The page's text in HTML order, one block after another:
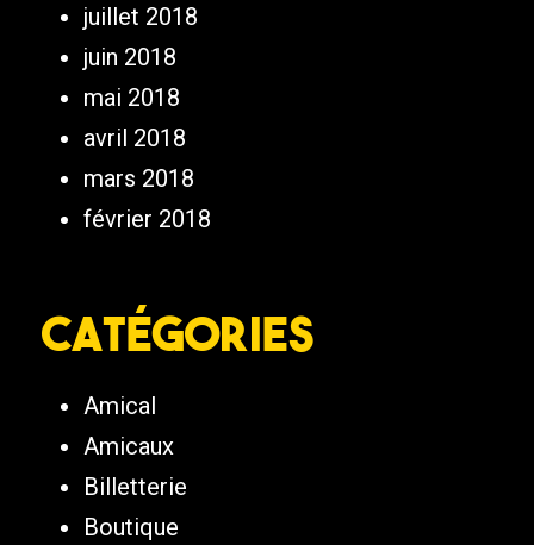
juillet 2018
juin 2018
mai 2018
avril 2018
mars 2018
février 2018
Catégories
Amical
Amicaux
Billetterie
Boutique